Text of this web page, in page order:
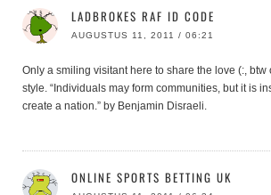
LADBROKES RAF ID CODE
AUGUSTUS 11, 2011 / 06:21
Only a smiling visitant here to share the love (:,
style. “Individuals may form communities, but it is
create a nation.” by Benjamin Disraeli.
ONLINE SPORTS BETTING UK